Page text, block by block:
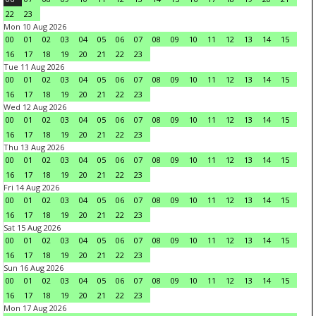
22
23
Mon 10 Aug 2026
00
01 02 03 04 05 06 07 08 09 10 11 12 13 14
15
16
17 18 19 20 21 22
23
Tue 11 Aug 2026
00
01 02 03 04 05 06 07 08 09 10 11 12 13 14
15
16
17 18 19 20 21 22
23
Wed 12 Aug 2026
00
01 02 03 04 05 06 07 08 09 10 11 12 13 14
15
16
17 18 19 20 21 22
23
Thu 13 Aug 2026
00
01 02 03 04 05 06 07 08 09 10 11 12 13 14
15
16
17 18 19 20 21 22
23
Fri 14 Aug 2026
00
01 02 03 04 05 06 07 08 09 10 11 12 13 14
15
16
17 18 19 20 21 22
23
Sat 15 Aug 2026
00
01 02 03 04 05 06 07 08 09 10 11 12 13 14
15
16
17 18 19 20 21 22
23
Sun 16 Aug 2026
00
01 02 03 04 05 06 07 08 09 10 11 12 13 14
15
16
17 18 19 20 21 22
23
Mon 17 Aug 2026